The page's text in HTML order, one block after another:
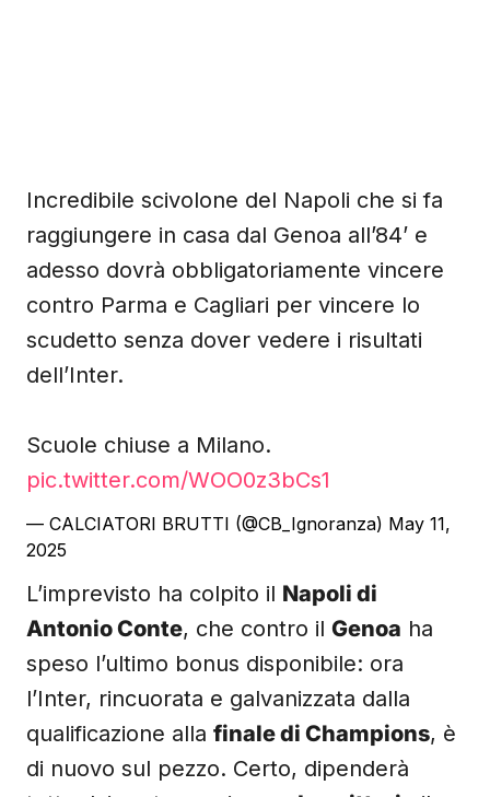
Incredibile scivolone del Napoli che si fa
raggiungere in casa dal Genoa all’84’ e
adesso dovrà obbligatoriamente vincere
contro Parma e Cagliari per vincere lo
scudetto senza dover vedere i risultati
dell’Inter.
Scuole chiuse a Milano.
pic.twitter.com/WOO0z3bCs1
— CALCIATORI BRUTTI (@CB_Ignoranza) May 11,
2025
L’imprevisto ha colpito il Napoli di
Antonio Conte, che contro il Genoa ha
speso l’ultimo bonus disponibile: ora
l’Inter, rincuorata e galvanizzata dalla
qualificazione alla finale di Champions, è
di nuovo sul pezzo. Certo, dipenderà